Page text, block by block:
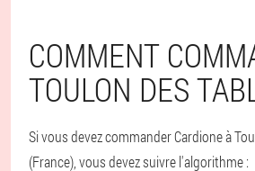
COMMENT
TOULON DES
Si vous devez commander Cardione à
(France), vous devez suivre l'algorithme :